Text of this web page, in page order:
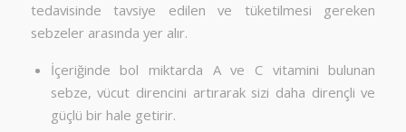
tedavisinde tavsiye edilen ve tüketilmesi gereken
sebzeler arasında yer alır.
İçeriğinde bol miktarda A ve C vitamini bulunan
sebze, vücut direncini artırarak sizi daha dirençli ve
güçlü bir hale getirir.